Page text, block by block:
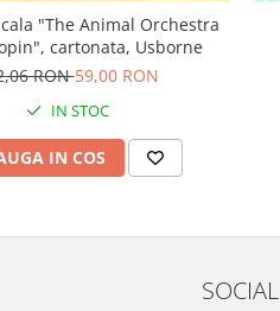
"The Animal Orchestra
cartonata, Usborne
RON59,00 RON
IN STOC
IN COS
SOCIAL